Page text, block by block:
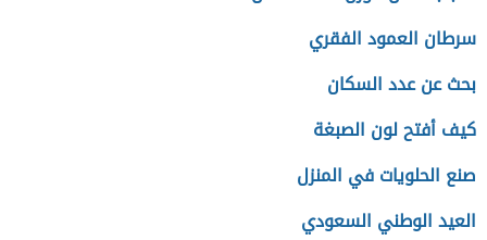
سرطان العمود الفقري
بحث عن عدد السكان
كيف أفتح لون الصبغة
صنع الحلويات في المنزل
العيد الوطني السعودي